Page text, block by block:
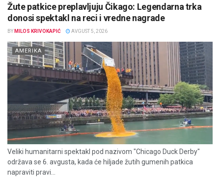
Žute patkice preplavljuju Čikago: Legendarna trka
donosi spektakl na reci i vredne nagrade
BY MILOS KRIVOKAPIĆ AVGUST 5, 2026
AMERIKA
Veliki humanitarni spektakl pod nazivom "Chicago Duck Derby"
održava se 6. avgusta, kada će hiljade žutih gumenih patkica
napraviti pravi...